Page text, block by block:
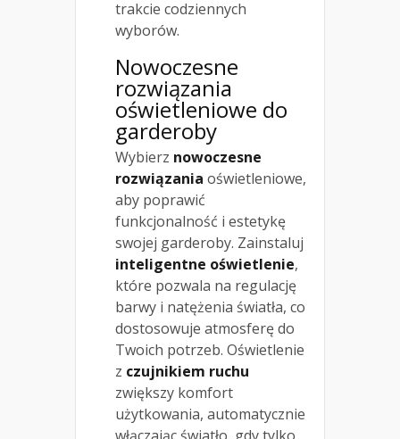
trakcie codziennych
wyborów.
Nowoczesne
rozwiązania
oświetleniowe do
garderoby
Wybierz nowoczesne
rozwiązania oświetleniowe,
aby poprawić
funkcjonalność i estetykę
swojej garderoby. Zainstaluj
inteligentne oświetlenie,
które pozwala na regulację
barwy i natężenia światła, co
dostosowuje atmosferę do
Twoich potrzeb. Oświetlenie
z czujnikiem ruchu
zwiększy komfort
użytkowania, automatycznie